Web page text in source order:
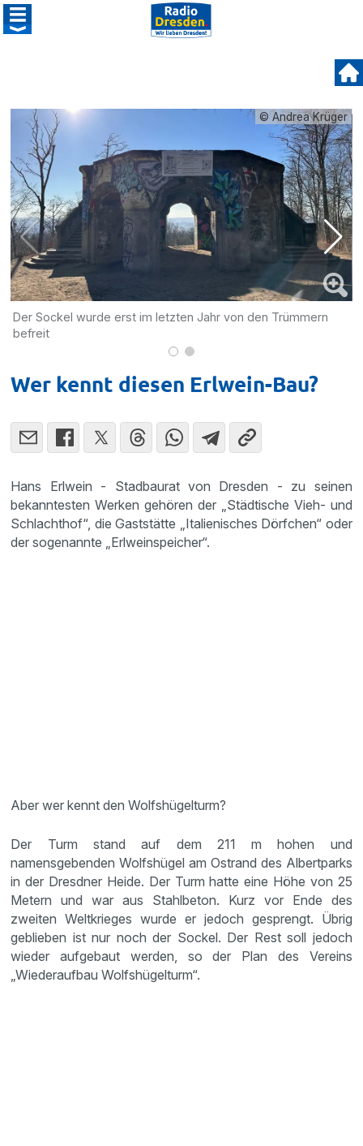
© Andrea Krüger
Der Sockel wurde erst im letzten Jahr von den Trümmern
befreit
Wer kennt diesen Erlwein-Bau?
Hans Erlwein - Stadbaurat von Dresden - zu seinen
bekanntesten Werken gehören der „Städtische Vieh- und
Schlachthof“, die Gaststätte „Italienisches Dörfchen“ oder
der sogenannte „Erlweinspeicher“.
Aber wer kennt den Wolfshügelturm?
Der Turm stand auf dem 211 m hohen und
namensgebenden Wolfshügel am Ostrand des Albertparks
in der Dresdner Heide. Der Turm hatte eine Höhe von 25
Metern und war aus Stahlbeton. Kurz vor Ende des
zweiten Weltkrieges wurde er jedoch gesprengt. Übrig
geblieben ist nur noch der Sockel. Der Rest soll jedoch
wieder aufgebaut werden, so der Plan des Vereins
„Wiederaufbau Wolfshügelturm“.